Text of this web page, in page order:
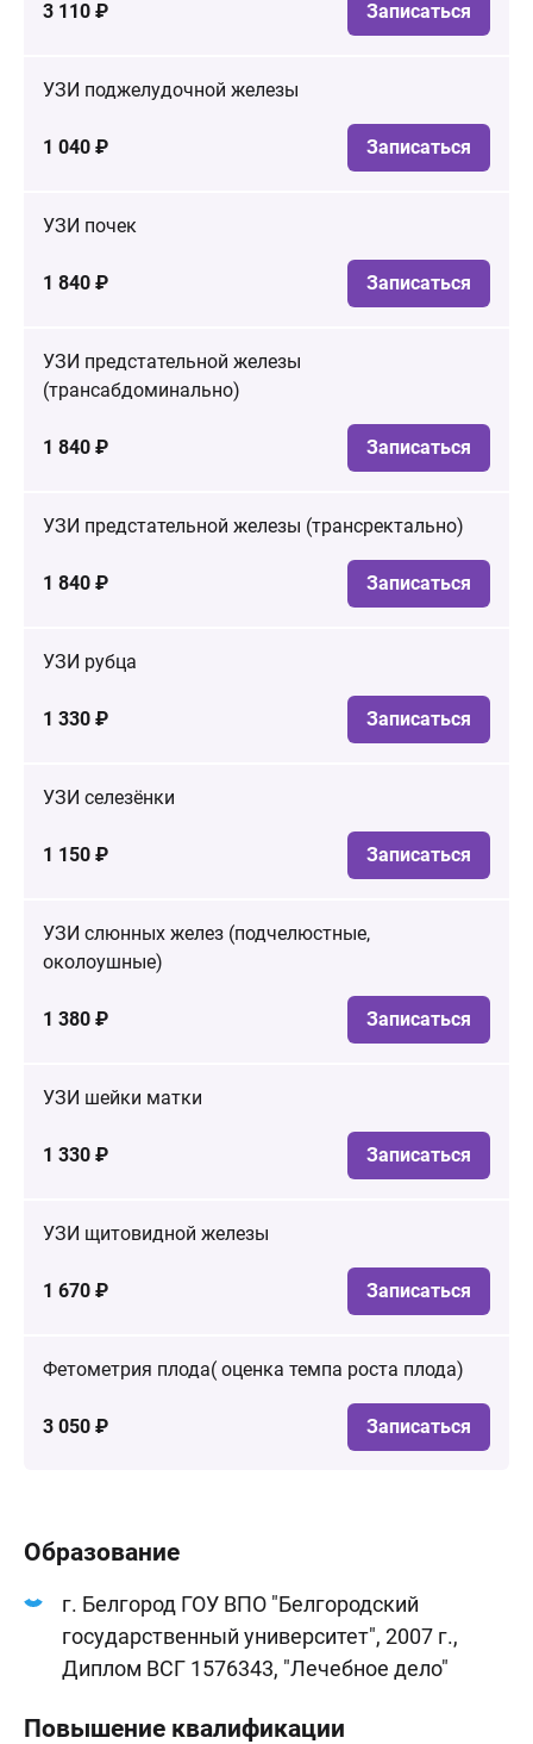
3 110 ₽ Записаться
УЗИ поджелудочной железы
1 040 ₽ Записаться
УЗИ почек
1 840 ₽ Записаться
УЗИ предстательной железы
(трансабдоминально)
1 840 ₽ Записаться
УЗИ предстательной железы (трансректально)
1 840 ₽ Записаться
УЗИ рубца
1 330 ₽ Записаться
УЗИ селезёнки
1 150 ₽ Записаться
УЗИ слюнных желез (подчелюстные,
околоушные)
1 380 ₽ Записаться
УЗИ шейки матки
1 330 ₽ Записаться
УЗИ щитовидной железы
1 670 ₽ Записаться
Фетометрия плода( оценка темпа роста плода)
3 050 ₽ Записаться
Образование
г. Белгород ГОУ ВПО "Белгородский
государственный университет", 2007 г.,
Диплом ВСГ 1576343, "Лечебное дело"
Повышение квалификации